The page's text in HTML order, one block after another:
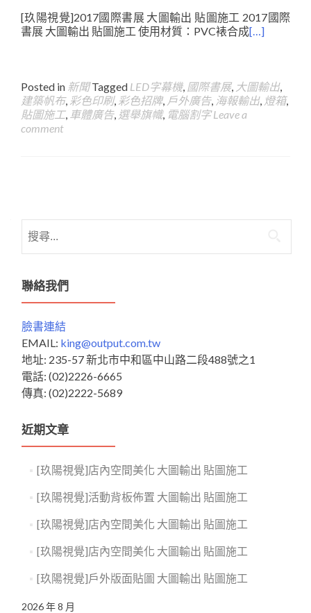
[玖陽視覺]2017國際書展 大圖輸出 貼圖施工 2017國際
書展 大圖輸出 貼圖施工 使用材質：PVC裱合成[…]
Posted in 新聞 Tagged LED字幕機, 國際書展, 大圖輸出,
建築帆布, 彩色印刷, 彩色招牌, 戶外廣告, 海報輸出, 燈箱,
貼圖施工, 車體廣告, 選舉旗幟, 電腦割字 Leave a
comment
navigation
尋
鍵
字:
聯絡我們
臉書連結
EMAIL: king@output.com.tw
地址: 235-57 新北市中和區中山路二段488號之1
電話: (02)2226-6665
傳真: (02)2222-5689
近期文章
[玖陽視覺]店內空間美化 大圖輸出 貼圖施工
[玖陽視覺]活動背板佈置 大圖輸出 貼圖施工
[玖陽視覺]店內空間美化 大圖輸出 貼圖施工
[玖陽視覺]店內空間美化 大圖輸出 貼圖施工
[玖陽視覺]戶外版面貼圖 大圖輸出 貼圖施工
2026 年 8 月